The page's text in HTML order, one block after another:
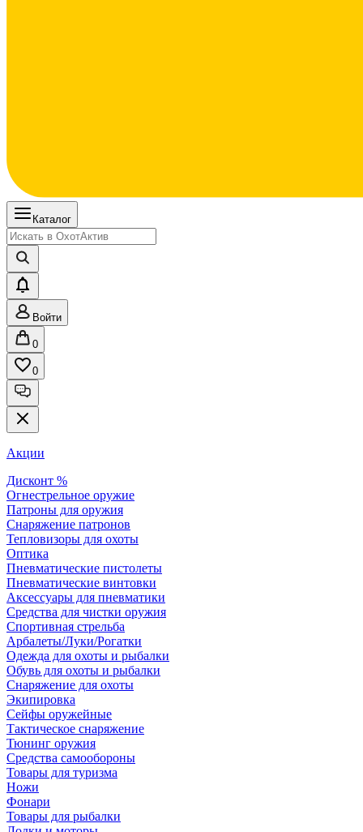
Каталог
Войти
0
0
Акции
Дисконт %
Огнестрельное оружие
Патроны для оружия
Снаряжение патронов
Тепловизоры для охоты
Оптика
Пневматические пистолеты
Пневматические винтовки
Аксессуары для пневматики
Средства для чистки оружия
Спортивная стрельба
Арбалеты/Луки/Рогатки
Одежда для охоты и рыбалки
Обувь для охоты и рыбалки
Снаряжение для охоты
Экипировка
Сейфы оружейные
Тактическое снаряжение
Тюнинг оружия
Средства самообороны
Товары для туризма
Ножи
Фонари
Товары для рыбалки